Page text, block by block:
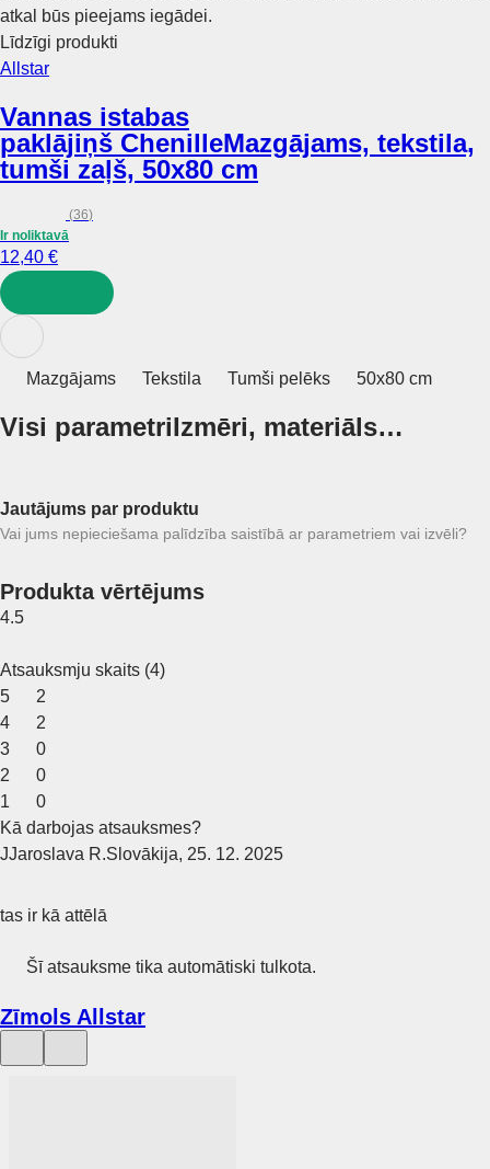
atkal būs pieejams iegādei.
Līdzīgi produkti
Allstar
Vannas istabas
paklājiņš ChenilleMazgājams, tekstila,
tumši zaļš, 50x80 cm
(36)
Ir noliktavā
12,40 €
LIKT GROZĀ
Mazgājams Tekstila Tumši pelēks 50x80 cm
Visi parametriIzmēri, materiāls…
Jautājums par produktu
Vai jums nepieciešama palīdzība saistībā ar parametriem vai izvēli?
Produkta vērtējums
4.5
Atsauksmju skaits (4)
5
2
4
2
3
0
2
0
1
0
Kā darbojas atsauksmes?
JJaroslava R.Slovākija, 25. 12. 2025
tas ir kā attēlā
Šī atsauksme tika automātiski tulkota.
Zīmols Allstar